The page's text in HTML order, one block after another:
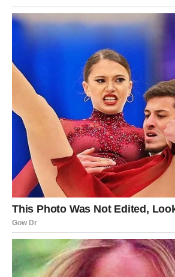
Pred vama je razdoblje koje će vam
mudre odluke uvijek isplate.
Završna poruka
Djevicu
Zvijezde jasno pokazuju da ulazite u
uspjesima, lijepim vijestima i
donijeti mnogo razloga za
donositi priznanja, finansijska situacija
ljubavni život ispuniće vas
iskrenim emocijama.
Vjerujte svojim odlukama, nastavite
budućnost i iskoristite sve što vam
donosi. Pred vama su sedmice koje